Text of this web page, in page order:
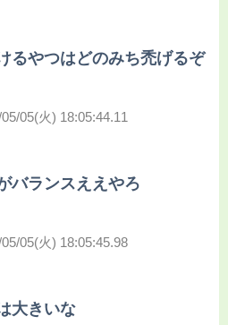
るやつはどのみち禿げるぞ
05(火) 18:05:44.11
バランスええやろ
05(火) 18:05:45.98
大きいな